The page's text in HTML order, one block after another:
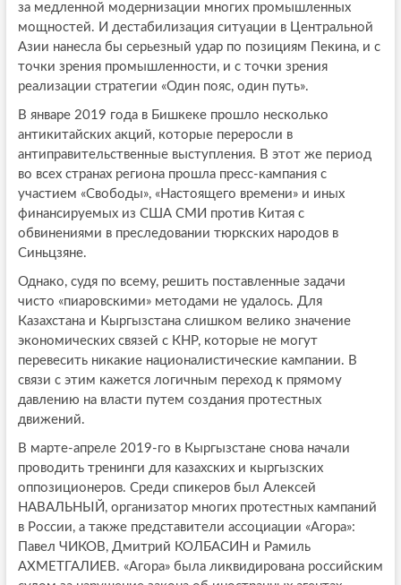
за медленной модернизации многих промышленных
мощностей. И дестабилизация ситуации в Центральной
Азии нанесла бы серьезный удар по позициям Пекина, и с
точки зрения промышленности, и с точки зрения
реализации стратегии «Один пояс, один путь».
В январе 2019 года в Бишкеке прошло несколько
антикитайских акций, которые переросли в
антиправительственные выступления. В этот же период
во всех странах региона прошла пресс-кампания с
участием «Свободы», «Настоящего времени» и иных
финансируемых из США СМИ против Китая с
обвинениями в преследовании тюркских народов в
Синьцзяне.
Однако, судя по всему, решить поставленные задачи
чисто «пиаровскими» методами не удалось. Для
Казахстана и Кыргызстана слишком велико значение
экономических связей с КНР, которые не могут
перевесить никакие националистические кампании. В
связи с этим кажется логичным переход к прямому
давлению на власти путем создания протестных
движений.
В марте-апреле 2019-го в Кыргызстане снова начали
проводить тренинги для казахских и кыргызских
оппозиционеров. Среди спикеров был Алексей
НАВАЛЬНЫЙ, организатор многих протестных кампаний
в России, а также представители ассоциации «Агора»:
Павел ЧИКОВ, Дмитрий КОЛБАСИН и Рамиль
АХМЕТГАЛИЕВ. «Агора» была ликвидирована российским